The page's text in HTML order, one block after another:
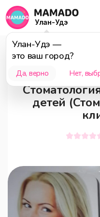
Улан-Удэ
Улан-Удэ —
это ваш город?
Да, верно Нет,
Улан-Удэ
детей